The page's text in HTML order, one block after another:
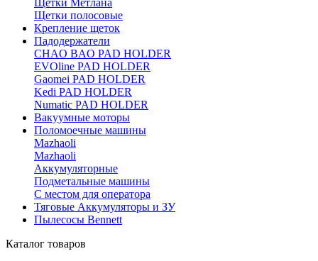
Щетки Метлана
Щетки полосовые
Крепление щеток
Падодержатели
CHAO BAO PAD HOLDER
EVOline PAD HOLDER
Gaomei PAD HOLDER
Kedi PAD HOLDER
Numatic PAD HOLDER
Вакуумные моторы
Поломоечные машины
Mazhaoli
Mazhaoli
Аккумуляторные
Подметальные машины
С местом для оператора
Тяговые Аккумуляторы и ЗУ
Пылесосы Bennett
Каталог товаров